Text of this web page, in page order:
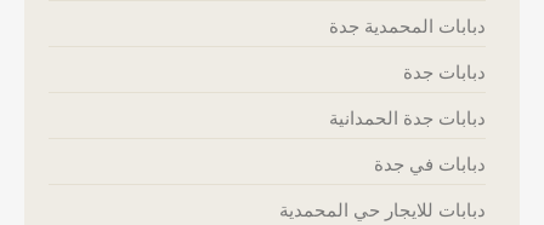
دبابات المحمدية جدة
دبابات جدة
دبابات جدة الحمدانية
دبابات في جدة
دبابات للايجار حي المحمدية